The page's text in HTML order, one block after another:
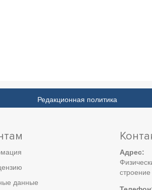
Редакционная политика
данные
Адрес: